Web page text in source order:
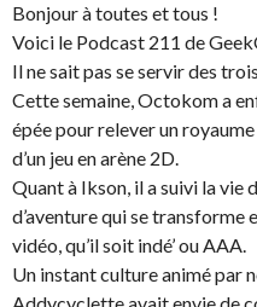
Bonjour à toutes et tous !
Voici le Podcast 211 de
Il ne sait pas se servir des
Cette semaine, Octokom a
épée pour relever un
d’un jeu en arène 2D.
Quant à Ikson, il a suivi la vie
d’aventure qui se transforme
vidéo, qu’il soit indé’ ou AAA.
Un instant culture animé par